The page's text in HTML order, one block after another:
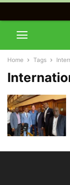
Home Tags